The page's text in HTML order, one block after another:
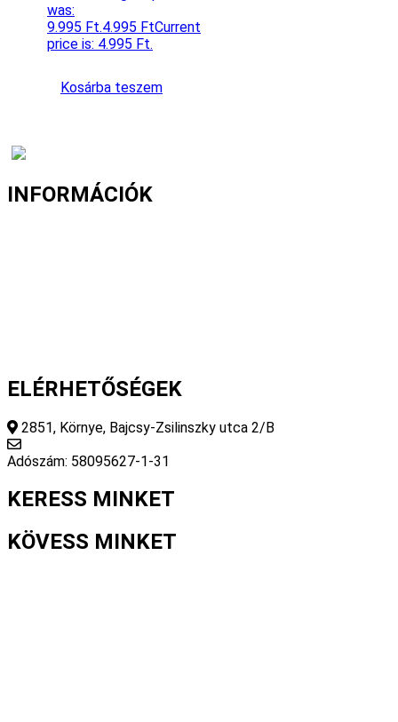
was:
9.995 Ft.4.995 FtCurrent
price is: 4.995 Ft.
Kosárba teszem
INFORMÁCIÓK
ELÉRHETŐSÉGEK
2851, Környe, Bajcsy-Zsilinszky utca 2/B
Adószám: 58095627-1-31
KERESS MINKET
KÖVESS MINKET